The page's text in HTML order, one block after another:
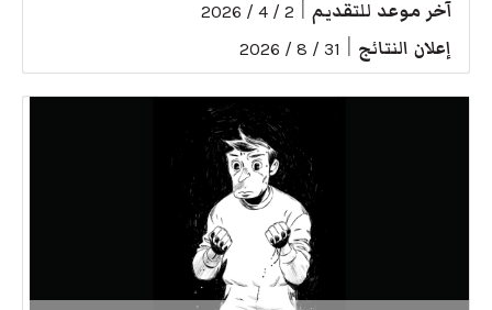
آخر موعد للتقديم 2 / 4 / 2026
إعلان النتائج 31 / 8 / 2026